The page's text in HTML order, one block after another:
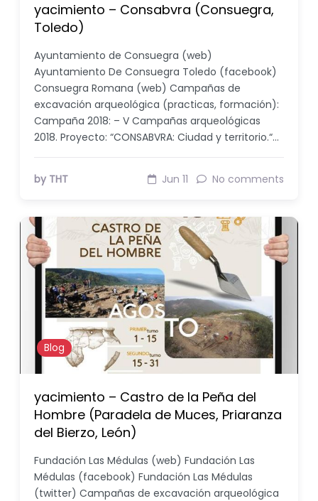
yacimiento – Consabvra (Consuegra,
Toledo)
Ayuntamiento de Consuegra (web)
Ayuntamiento De Consuegra Toledo (facebook)
Consuegra Romana (web) Campañas de
excavación arqueológica (practicas, formación):
Campaña 2018: – V Campañas arqueológicas
2018. Proyecto: “CONSABVRA: Ciudad y territorio.“…
by THT Jun 11 No comments
Blog
yacimiento – Castro de la Peña del
Hombre (Paradela de Muces, Priaranza
del Bierzo, León)
Fundación Las Médulas (web) Fundación Las
Médulas (facebook) Fundación Las Médulas
(twitter) Campañas de excavación arqueológica